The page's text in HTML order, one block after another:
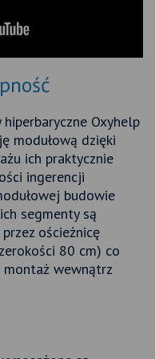
Oxyhelp
modułową dzięki
ich praktycznie
ingerencji
budowie
segmenty są
ościeżnicę
80 cm) co
wewnątrz